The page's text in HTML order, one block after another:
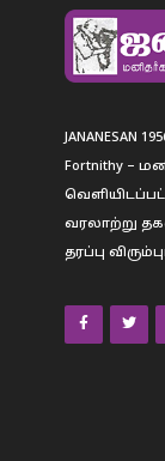
Fortnithy –
வரலாற்று
தரப்பு